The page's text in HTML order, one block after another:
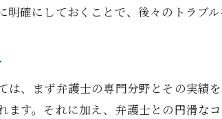
法律相談の準備と心構え
相談成功のための事前準備
離婚後の生活設計を支える兵庫県西
明確にしておくことで、後々のトラブ
は、まず弁護士の専門分野とその実績
ます。それに加え、弁護士との円滑な